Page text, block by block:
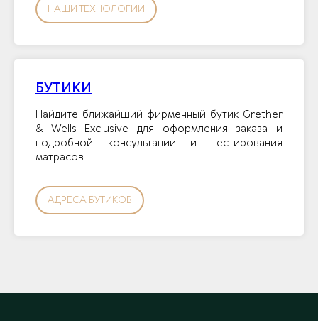
НАШИ ТЕХНОЛОГИИ
БУТИКИ
Найдите ближайший фирменный бутик Grether
& Wells Exclusive для оформления заказа и
подробной консультации и тестирования
матрасов
АДРЕСА БУТИКОВ